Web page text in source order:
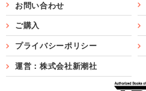
お問い合わせ
ご購入
プライバシーポリシー
運営：株式会社新潮社